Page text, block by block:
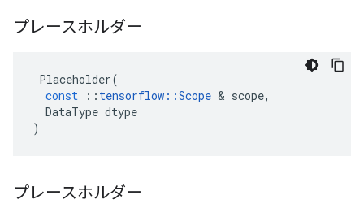
プレースホルダー
Placeholder(
const
:: tensorflow ::Scope & scope,
DataType dtype
)
プレースホルダー